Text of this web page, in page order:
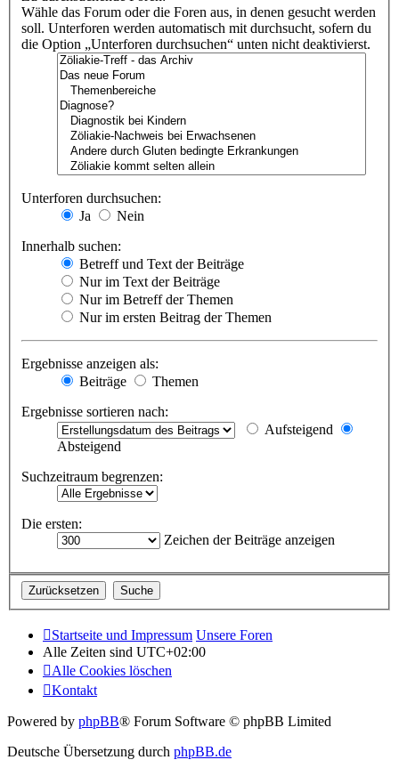
Wähle das Forum oder die Foren aus, in denen gesucht werden
soll. Unterforen werden automatisch mit durchsucht, sofern du
die Option „Unterforen durchsuchen“ unten nicht deaktivierst.
Unterforen durchsuchen:
Ja
Nein
Innerhalb suchen:
Betreff und Text der Beiträge
Nur im Text der Beiträge
Nur im Betreff der Themen
Nur im ersten Beitrag der Themen
Ergebnisse anzeigen als:
Beiträge
Themen
Ergebnisse sortieren nach:
Aufsteigend
Absteigend
Suchzeitraum begrenzen:
Die ersten:
Zeichen der Beiträge anzeigen
Startseite und Impressum Unsere Foren
Alle Zeiten sind UTC+02:00
Alle Cookies löschen
Kontakt
Powered by phpBB® Forum Software © phpBB Limited
Deutsche Übersetzung durch phpBB.de